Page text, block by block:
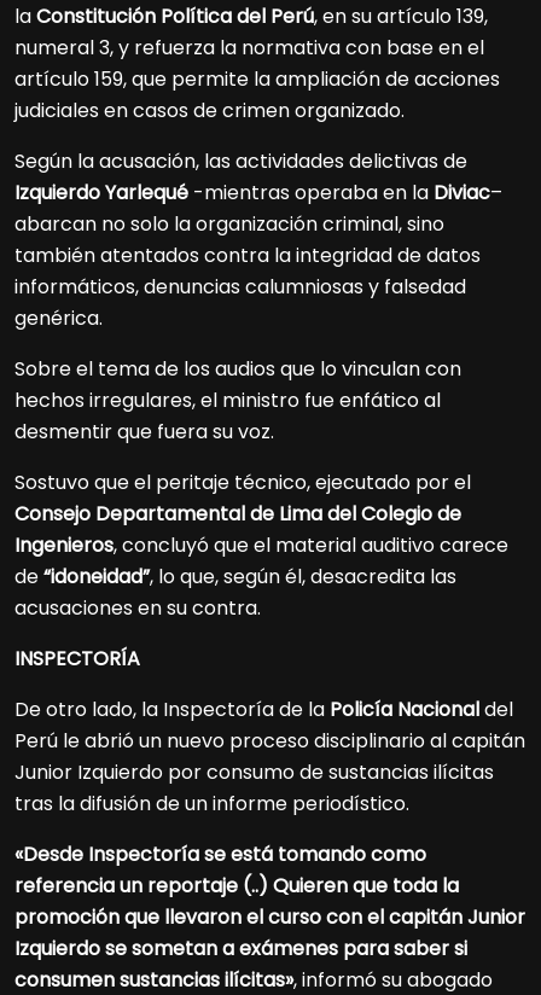
laConstitución Política del Perú, en su artículo 139,
numeral 3, y refuerza la normativa con base en el
artículo 159, que permite la ampliación de acciones
judiciales en casos de crimen organizado.
Según la acusación, las actividades delictivas de
Izquierdo Yarlequé -mientras operaba en la Diviac–
abarcan no solo la organización criminal, sino
también atentados contra la integridad de datos
informáticos, denuncias calumniosas y falsedad
genérica.
Sobre el tema de los audios que lo vinculan con
hechos irregulares, el ministro fue enfático al
desmentir que fuera su voz.
Sostuvo que el peritaje técnico, ejecutado por el
Consejo Departamental de Lima del Colegio de
Ingenieros, concluyó que el material auditivo carece
de“idoneidad”, lo que, según él, desacredita las
acusaciones en su contra.
INSPECTORÍA
De otro lado, la Inspectoría de la Policía Nacionaldel
Perú le abrió un nuevo proceso disciplinario al capitán
Junior Izquierdo por consumo de sustancias ilícitas
tras la difusión de un informe periodístico.
«Desde Inspectoría se está tomando como
referencia un reportaje (..) Quieren que toda la
promoción que llevaron el curso con el capitán Junior
Izquierdo se sometan a exámenes para saber si
consumen sustancias ilícitas», informó su abogado